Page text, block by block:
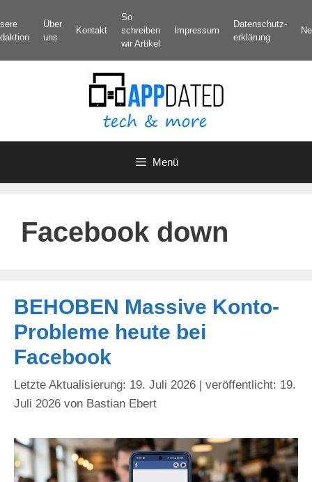
Inhalt
springen
Über
uns
Kontakt
So
schreiben
wir Artikel
Impressum
Datenschutz­
erklärung
Menü
Facebook down
BEHOBEN Massive Konto-
Probleme heute bei
Facebook
19. Juli 2026
19.
Juli 2026 von Bastian Ebert